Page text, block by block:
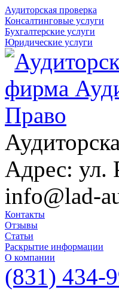
Аудиторская проверка
Консалтинговые услуги
Бухгалтерские услуги
Юридические услуги
Адрес: ул.
info@lad-
Контакты
Отзывы
Статьи
Раскрытие информации
О компании
(831) 434-